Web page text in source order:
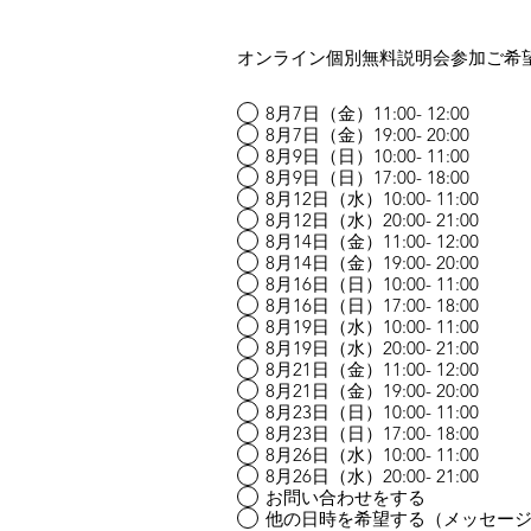
オンライン個別無料説明会参加ご希
8月7日（金）11:00- 12:00
8月7日（金）19:00- 20:00
8月9日（日）10:00- 11:00
8月9日（日）17:00- 18:00
8月12日（水）10:00- 11:00
8月12日（水）20:00- 21:00
8月14日（金）11:00- 12:00
8月14日（金）19:00- 20:00
8月16日（日）10:00- 11:00
8月16日（日）17:00- 18:00
8月19日（水）10:00- 11:00
8月19日（水）20:00- 21:00
8月21日（金）11:00- 12:00
8月21日（金）19:00- 20:00
8月23日（日）10:00- 11:00
8月23日（日）17:00- 18:00
8月26日（水）10:00- 11:00
8月26日（水）20:00- 21:00
お問い合わせをする
他の日時を希望する（メッセー